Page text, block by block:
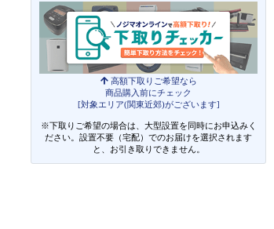
高額下取りご希望なら
商品購入前にチェック
[対象エリア(関東近郊)がございます]
※下取りご希望の場合は、大型設置を同時にお申込みく
ださい。設置不要（宅配）でのお届けを選択されます
と、お引き取りできません。